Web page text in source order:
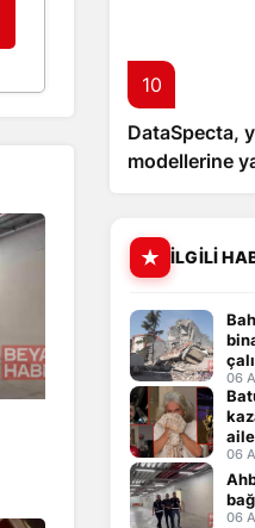
10
DataSpecta,
modellerine
İLGILI
06
06
06